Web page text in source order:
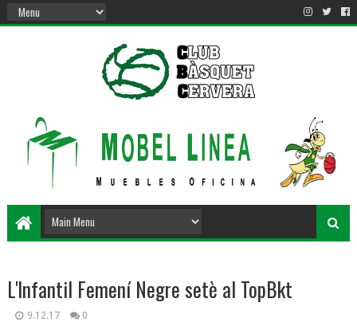
L'Infantil Femení Negre setè al TopBkt
9.12.17 0